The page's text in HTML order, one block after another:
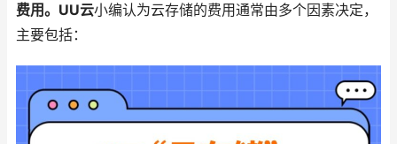
费用。UU云小编认为云存储的费用通常由多个因素决定，
主要包括：